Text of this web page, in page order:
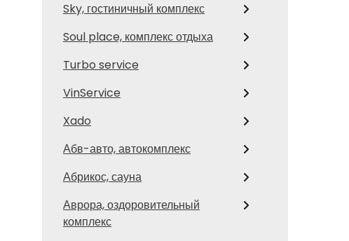
Sky, гостиничный комплекс
Soul place, комплекс отдыха
Turbo service
VinService
Xado
Абв-авто, автокомплекс
Абрикос, сауна
Аврора, оздоровительный
комплекс